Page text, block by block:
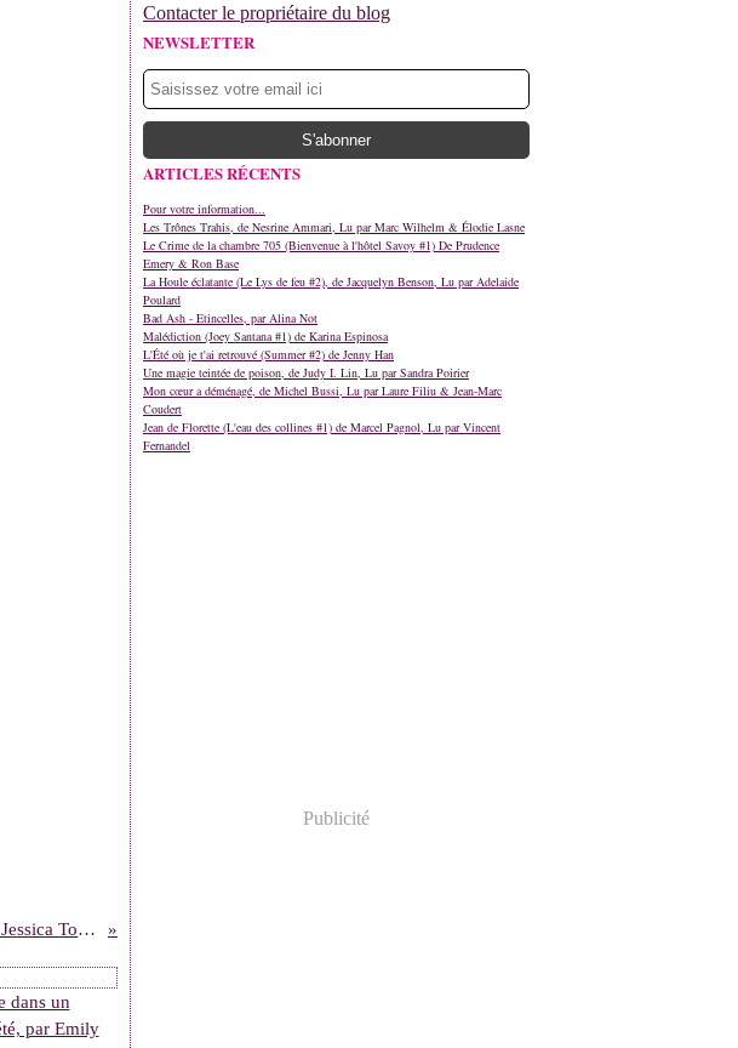
Les Défis de Morrigane Crow : Nevermoor, de Jessica Townsend
Contacter le propriétaire du blog
NEWSLETTER
ARTICLES RÉCENTS
Pour votre information...
Les Trônes Trahis, de Nesrine Ammari, Lu par Marc Wilhelm & Élodie Lasne
Le Crime de la chambre 705 (Bienvenue à l'hôtel Savoy #1) De Prudence
Emery & Ron Base
La Houle éclatante (Le Lys de feu #2), de Jacquelyn Benson, Lu par Adelaide
Poulard
Bad Ash - Etincelles, par Alina Not
Malédiction (Joey Santana #1) de Karina Espinosa
L'Été où je t'ai retrouvé (Summer #2) de Jenny Han
Une magie teintée de poison, de Judy I. Lin, Lu par Sandra Poirier
Mon cœur a déménagé, de Michel Bussi, Lu par Laure Filiu & Jean-Marc
Coudert
Jean de Florette (L'eau des collines #1) de Marcel Pagnol, Lu par Vincent
Fernandel
Publicité